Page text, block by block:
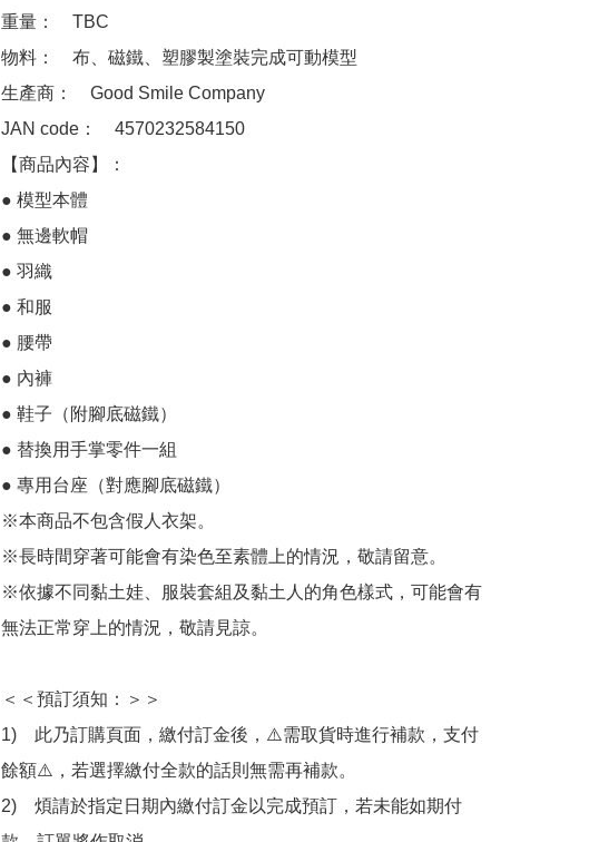
重量：　TBC
物料：　布、磁鐵、塑膠製塗裝完成可動模型
生產商：　Good Smile Company
JAN code：　4570232584150
【商品內容】：
● 模型本體
● 無邊軟帽
● 羽織
● 和服
● 腰帶
● 內褲
● 鞋子（附腳底磁鐵）
● 替換用手掌零件一組
● 專用台座（對應腳底磁鐵）
※本商品不包含假人衣架。
※長時間穿著可能會有染色至素體上的情況，敬請留意。
※依據不同黏土娃、服裝套組及黏土人的角色樣式，可能會有
無法正常穿上的情況，敬請見諒。
＜＜預訂須知：＞＞
1)　此乃訂購頁面，繳付訂金後，⚠️需取貨時進行補款，支付
餘額⚠️，若選擇繳付全款的話則無需再補款。
2)　煩請於指定日期內繳付訂金以完成預訂，若未能如期付